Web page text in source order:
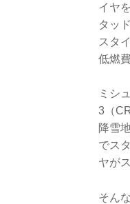
イヤ
タッ
スタ
低燃
ミシ
3（
降雪
でス
ヤが
そん